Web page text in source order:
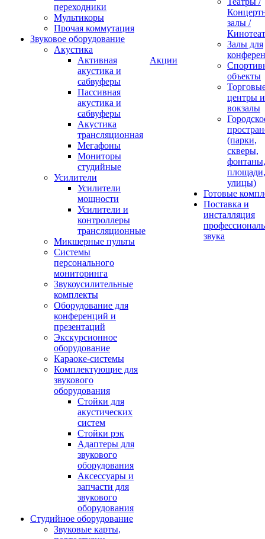
переходники
Мультикоры
Прочая коммутация
Звуковое оборудование
Акустика
Активная
акустика и
сабвуферы
Пассивная
акустика и
сабвуферы
Акустика
трансляционная
Мегафоны
Мониторы
студийные
Усилители
Усилители
мощности
Усилители и
контроллеры
трансляционные
Микшерные пульты
Системы
персонального
мониторинга
Звукоусилительные
комплекты
Оборудование для
конференций и
презентаций
Экскурсионное
оборудование
Караоке-системы
Комплектующие для
звукового
оборудования
Стойки для
акустических
систем
Стойки рэк
Адаптеры для
звукового
оборудования
Аксессуары и
запчасти для
звукового
оборудования
Студийное оборудование
Звуковые карты,
Акции
залы /
Залы для
объекты
центры и
вокзалы
(парки,
скверы,
фонтаны,
площади,
улицы)
Готовые
Поставка и
инсталляция
звука